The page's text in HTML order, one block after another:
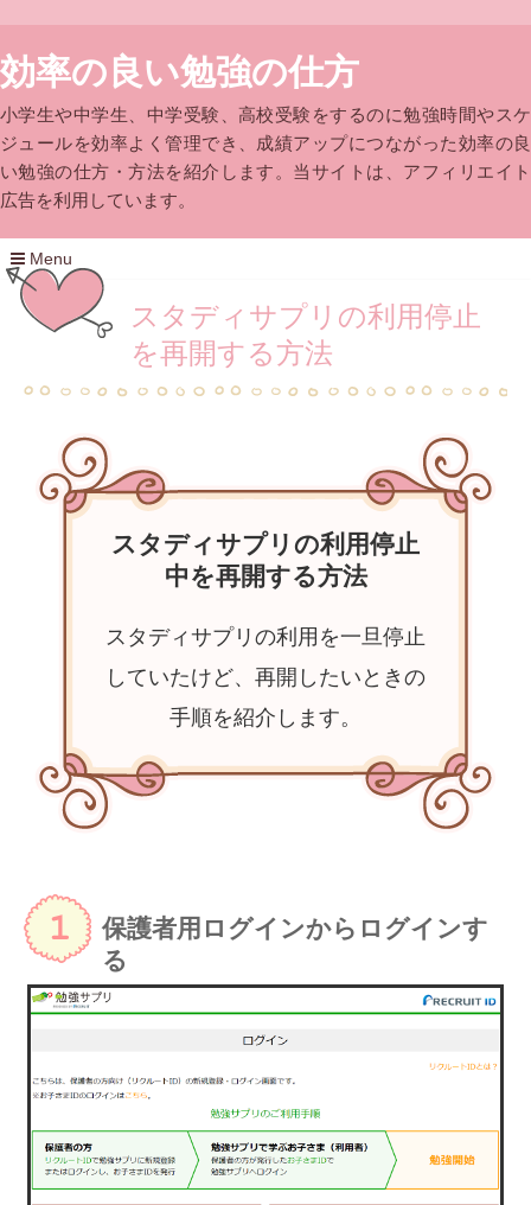
効率の良い勉強の仕方
小学生や中学生、中学受験、高校受験をするのに勉強時間やスケ
ジュールを効率よく管理でき、成績アップにつながった効率の良
い勉強の仕方・方法を紹介します。当サイトは、アフィリエイト
広告を利用しています。
Menu
コ
スタディサプリの利用停止
を再開する方法
スタディサプリの利用停止
中を再開する方法
スタディサプリの利用を一旦停止
していたけど、再開したいときの
手順を紹介します。
保護者用ログインからログインす
る